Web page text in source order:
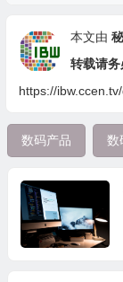
本文由
转载请务
https://
数码产品 数